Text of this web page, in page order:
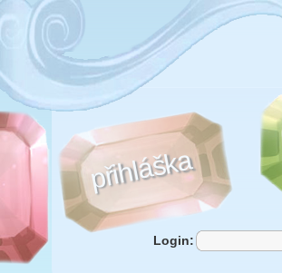
přihláška
Login: